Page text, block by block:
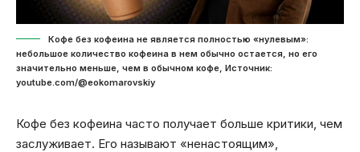
Кофе без кофеина не является полностью «нулевым»:
небольшое количество кофеина в нем обычно остается, но его
значительно меньше, чем в обычном кофе, Источник:
youtube.com/@eokomarovskiy
Кофе без кофеина часто получает больше критики, чем
заслуживает. Его называют «ненастоящим»,